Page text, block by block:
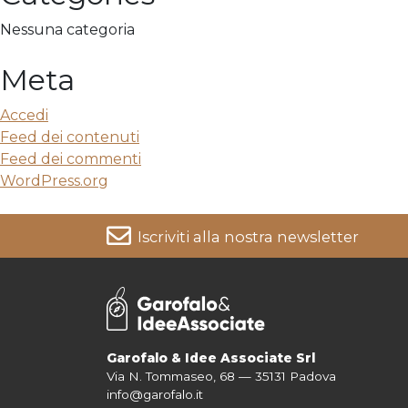
Nessuna categoria
Meta
Accedi
Feed dei contenuti
Feed dei commenti
WordPress.org
Iscriviti alla nostra newsletter
Garofalo & Idee Associate Srl
Via N. Tommaseo, 68 — 35131 Padova
info@garofalo.it